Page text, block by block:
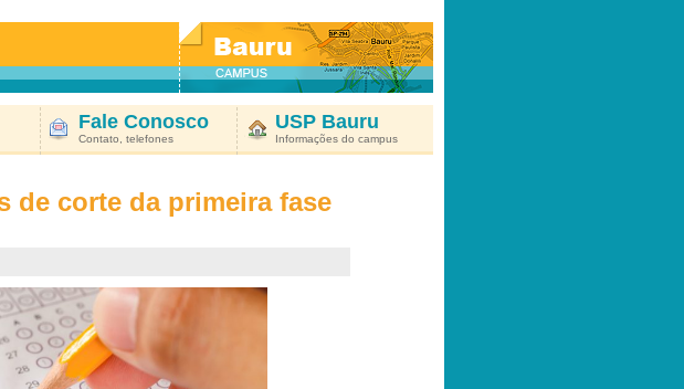
Fale Conosco
Contato, telefones
USP Bauru
Informações do campus
de corte da primeira fase